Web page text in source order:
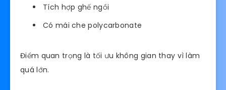
Tích hợp ghế ngồi
Có mái che polycarbonate
Điểm quan trọng là tối ưu không gian thay vì làm
quá lớn.